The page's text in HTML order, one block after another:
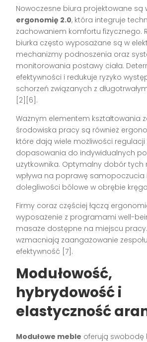
Nowoczesne biura projektowane są
ergonomię 2.0, która integruje
zachowaniem komfortu fizycznego.
biurka często wyposażane są w
mechanizmy podnoszenia oraz
monitorowania postawy ciała.
efektywności i redukuje ryzyko
schorzeń związanych z
[2][6] .
Ważnym elementem kształtowania
środowiska pracy są również
które dają wiele możliwości regulacji
dopasowania do indywidualnych
użytkownika. Optymalny dobór tych
wpływa na poprawę samopoczucia
dolegliwości bólowe w obrębie
Firmy coraz częściej łączą
wyposażenie z programami well-
masaże dostępne na miejscu pracy.
wzmacniają zaangażowanie
efektywność [7] .
Modułowość,
hybrydowość i
elastyczność
Modułowe meble oferują swobodę